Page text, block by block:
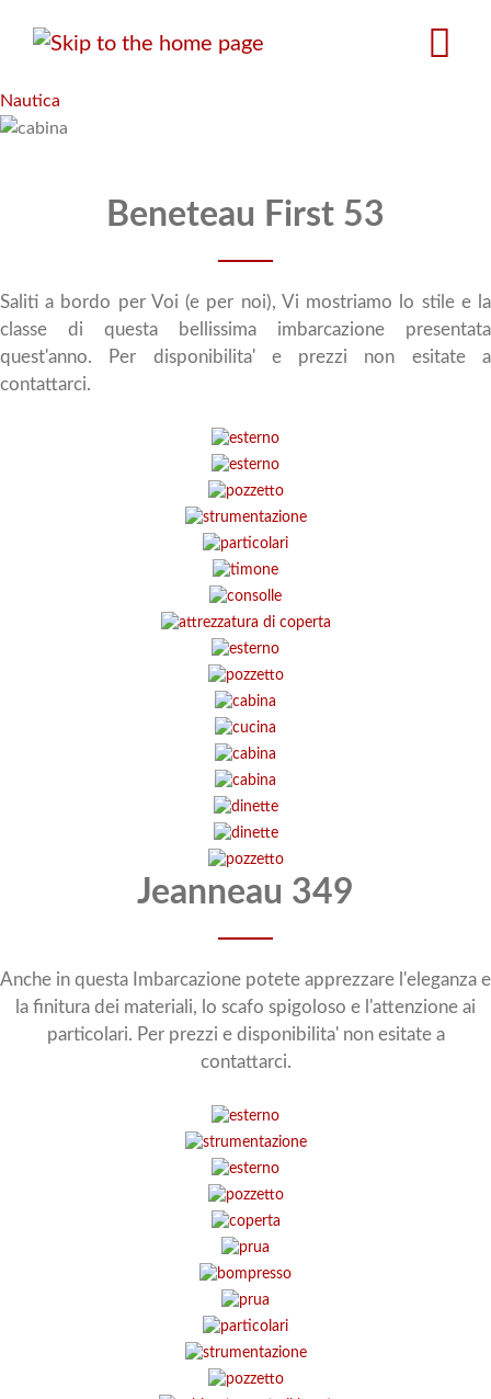
al
Nautica
Beneteau First 53
Saliti a bordo per Voi (e per noi), Vi mostriamo lo stile e la
classe di questa bellissima imbarcazione presentata
quest'anno. Per disponibilita' e prezzi non esitate a
contattarci.
Jeanneau 349
Anche in questa Imbarcazione potete apprezzare l'eleganza e
la finitura dei materiali, lo scafo spigoloso e l'attenzione ai
particolari. Per prezzi e disponibilita' non esitate a
contattarci.